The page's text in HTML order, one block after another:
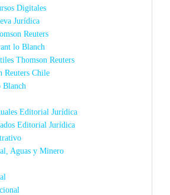
Digitales
Jurídica
Reuters
lo Blanch
Thomson Reuters
Reuters Chile
Blanch
Editorial Jurídica
Editorial Jurídica
Aguas y Minero